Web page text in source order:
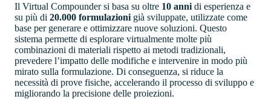
Il Virtual Compounder si basa su oltre 10 anni di esperienza e
su più di 20.000 formulazioni già sviluppate, utilizzate come
base per generare e ottimizzare nuove soluzioni. Questo
sistema permette di esplorare virtualmente molte più
combinazioni di materiali rispetto ai metodi tradizionali,
prevedere l’impatto delle modifiche e intervenire in modo più
mirato sulla formulazione. Di conseguenza, si riduce la
necessità di prove fisiche, accelerando il processo di sviluppo e
migliorando la precisione delle proiezioni.